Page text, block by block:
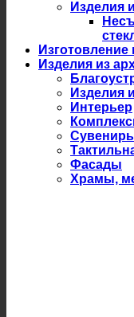
Изделия
Изготовление
Изделия из
Изделия
Интерьер
Фасады
Храмы,